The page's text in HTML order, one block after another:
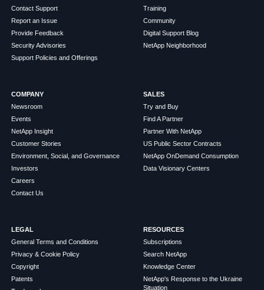
Contact Support
Report an Issue
Provide Feedback
Security Advisories
Support Policies and Offerings
Training
Community
Digital Support Blog
NetApp Neighborhood
COMPANY
Newsroom
Events
NetApp Insight
Customer Stories
Environment, Social, and Governance
Investors
Careers
Contact Us
SALES
Try and Buy
Find A Partner
Partner With NetApp
US Public Sector Contracts
NetApp OnDemand Consumption
Data Visionary Centers
LEGAL
General Terms and Conditions
Privacy & Cookie Policy
Copyright
Patents
RESOURCES
Subscriptions
Search NetApp
Knowledge Center
NetApp's Response to the Ukraine
Situation